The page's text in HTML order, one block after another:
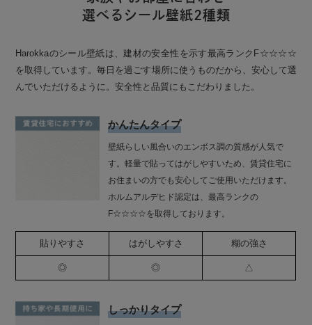
選べるシール壁紙2種類
Harokkaのシール壁紙は、建材の安全性を示す最高ランクF☆☆☆☆
を取得しています。毎日を過ごす場所に使うものだから、安心して選
んでいただけるように。安全性と品質にもこだわりました。
かんたんタイプ
壁紙らしい風合いのエンボス調の質感が人気で
す。軽量で貼ってはがしやすいため、賃貸住宅に
お住まいの方でも安心してご使用いただけます。
ホルムアルデヒド認定は、最高ランクの
F☆☆☆☆を取得しております。
貼りやすさ はがしやすさ 糊の強さ
◎ ◎ △
しっかりタイプ